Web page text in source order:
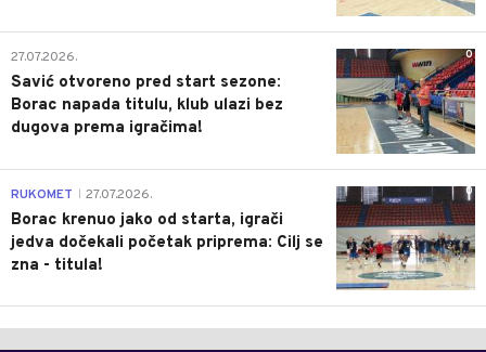
0
27.07.2026.
Savić otvoreno pred start sezone:
Borac napada titulu, klub ulazi bez
dugova prema igračima!
0
RUKOMET 27.07.2026.
Borac krenuo jako od starta, igrači
jedva dočekali početak priprema: Cilj se
zna - titula!